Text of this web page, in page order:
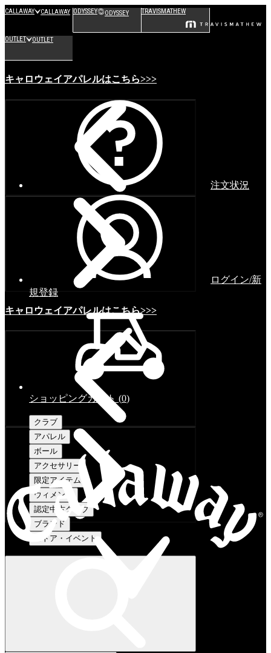
CALLAWAY CALLAWAY ODYSSEY ODYSSEY TRAVISMATHEW
OUTLET OUTLET
キャロウェイアパレルはこちら>>>
キャロウェイアパレルはこちら>>>
注文状況
ログイン/新
規登録
ショッピングカート (0)
クラブ
アパレル
ボール
アクセサリー
限定アイテム
ウィメンズ
認定中古クラブ
ブランド
ストア・イベント